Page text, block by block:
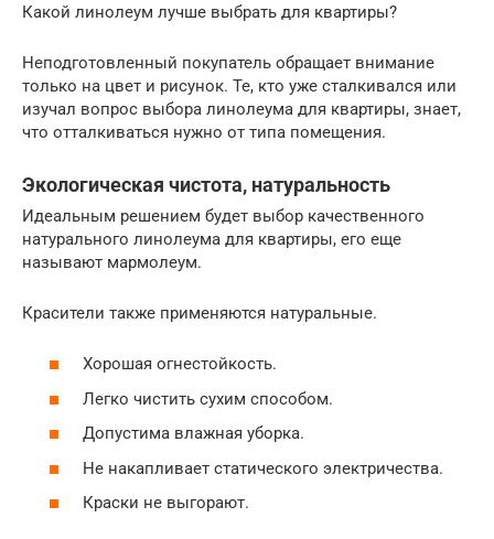
Какой линолеум лучше выбрать для квартиры?
Неподготовленный покупатель обращает внимание
только на цвет и рисунок. Те, кто уже сталкивался или
изучал вопрос выбора линолеума для квартиры, знает,
что отталкиваться нужно от типа помещения.
Экологическая чистота, натуральность
Идеальным решением будет выбор качественного
натурального линолеума для квартиры, его еще
называют мармолеум.
Красители также применяются натуральные.
Хорошая огнестойкость.
Легко чистить сухим способом.
Допустима влажная уборка.
Не накапливает статического электричества.
Краски не выгорают.